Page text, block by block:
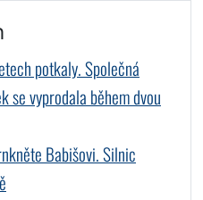
potkaly. Společná
se vyprodala během dvou
Babišovi. Silnic